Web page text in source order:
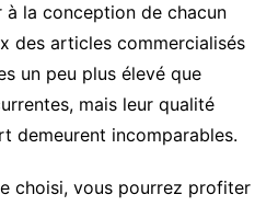
la conception de chacun
des articles commercialisés
un peu plus élevé que
mais leur qualité
demeurent incomparables.
choisi, vous pourrez profiter